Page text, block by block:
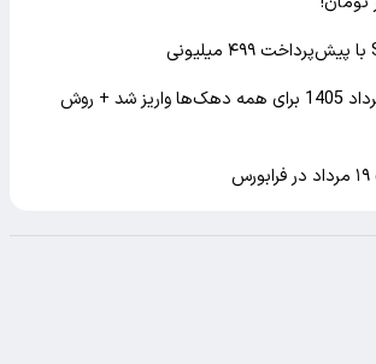
یارانه 2 میلیونی مرداد 1405 برای همه دهک‌ها واریز شد + روش